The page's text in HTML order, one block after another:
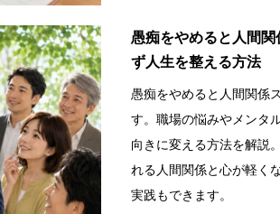
愚痴をやめると人間
ず人生を整える方法
愚痴をやめると人間関係
す。職場の悩みやメンタ
向きに変える方法を解説
れる人間関係と心が軽く
実践もできます。